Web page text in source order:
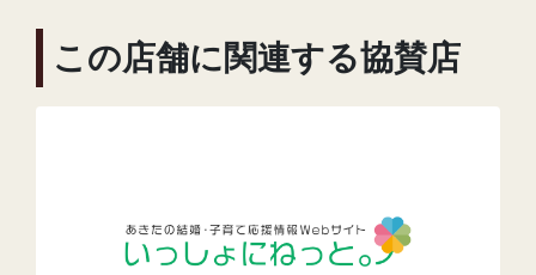
この店舗に関連する協賛店